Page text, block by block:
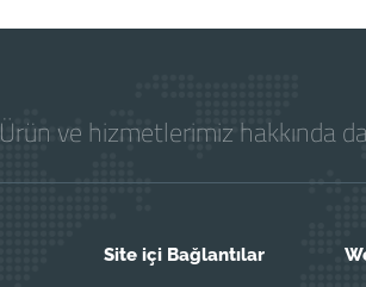
Ürün ve hizmetlerimiz hakkında
Site içi Bağlantılar